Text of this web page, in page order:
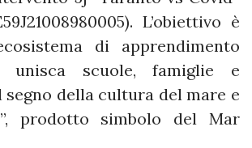
L’obiettivo è
di apprendimento
unisca scuole, famiglie e
della cultura del mare e
prodotto simbolo del Mar